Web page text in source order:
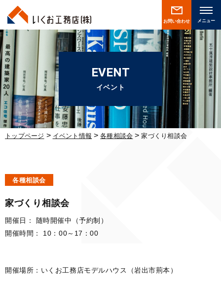
お問い合わせ
EVENT
イベント
トップページ > イベント情報 >各種相談会 >家づくり相談会
各種相談会
家づくり相談会
開催日：
随時開催中（予約制）
開催時間：
10：00～17：00
開催場所：いくお工務店モデルハウス（岩出市荊本）